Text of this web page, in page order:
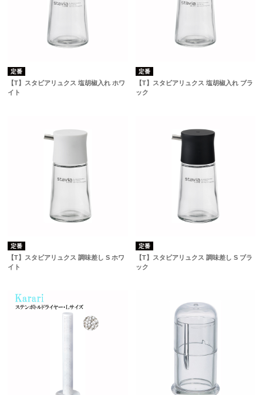
定番
【T】スタビアリュクス 塩胡椒入れ ホワ
イト
定番
【T】スタビアリュクス 塩胡椒入れ ブラ
ック
定番
【T】スタビアリュクス 調味差し S ホワ
イト
定番
【T】スタビアリュクス 調味差し S ブラ
ック